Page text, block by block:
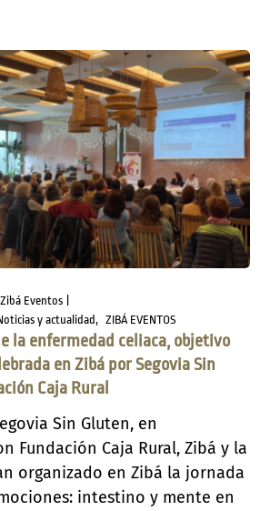
Zibá Eventos
y actualidad ZIBÁ EVENTOS
la enfermedad celiaca, objetivo
en Zibá por Segovia Sin
Caja Rural
Sin Gluten, en
Fundación Caja Rural, Zibá y la
organizado en Zibá la jornada
intestino y mente en